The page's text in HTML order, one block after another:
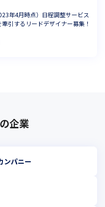
年4月時点）日程調整サービス
引するリードデザイナー募集！
企業
ンパニー